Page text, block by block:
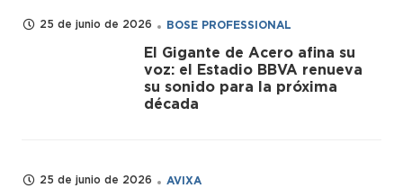
25 de junio de 2026 BOSE PROFESSIONAL
El Gigante de Acero afina su
voz: el Estadio BBVA renueva
su sonido para la próxima
década
25 de junio de 2026 AVIXA